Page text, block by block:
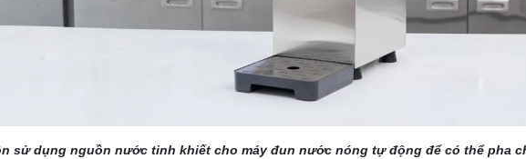
sử dụng nguồn nước tinh khiết cho máy đun nước nóng tự động để có thể pha